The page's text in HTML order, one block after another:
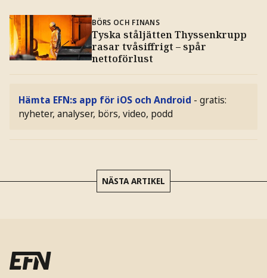
BÖRS OCH FINANS
Tyska ståljätten Thyssenkrupp
rasar tvåsiffrigt – spår
nettoförlust
Hämta EFN:s app för iOS och Android - gratis:
nyheter, analyser, börs, video, podd
NÄSTA ARTIKEL